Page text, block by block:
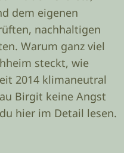
dem eigenen
nachhaltigen
Warum ganz viel
steckt, wie
2014 klimaneutral
Birgit keine Angst
hier im Detail lesen.